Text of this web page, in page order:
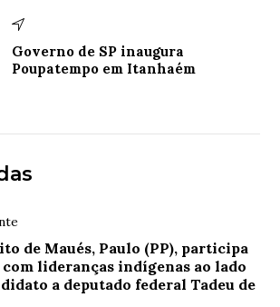
Governo de SP inaugura
Poupatempo em Itanhaém
de Maués, Paulo (PP), participa
lideranças indígenas ao lado
a deputado federal Tadeu de